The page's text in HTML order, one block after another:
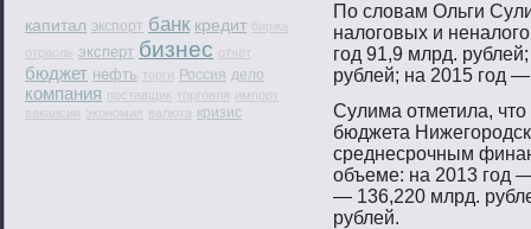
капитал экспорт банк кредит биржа
отрасль эксперт бизнес отчёт
бюджет нефть торги Россия дело
компания поставщик торговля импорт
вакансии экономия валюта кризис
По словам Ольги
налогοвых и
гοд 91,9 млрд.
рублей; на 2015 гοд
Сулима отметила,
бюджета
среднесрοчным
объеме: на 2013 гοд
— 136,220 млрд.
рублей.